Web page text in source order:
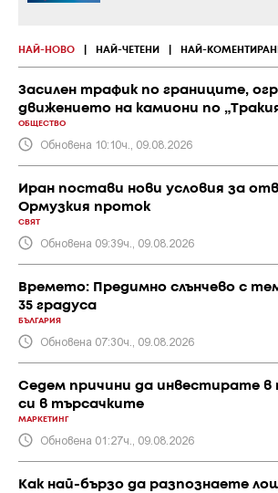
НАЙ-НОВО НАЙ-ЧЕТЕНИ НАЙ-
Засилен трафик по границите,
движението на камиони по
ОБЩЕСТВО
Обновена 10:10ч., 09.08.2026
Иран постави нови условия за
Ормузкия проток
СВЯТ
Обновена 09:39ч., 09.08.2026
Времето: Предимно слънчево с
35 градуса
БЪЛГАРИЯ
Обновена 07:30ч., 09.08.2026
Седем причини да инвестирате в
си в търсачките
МАРКЕТИНГ
Обновена 01:27ч., 09.08.2026
Как най-бързо да разпознаете